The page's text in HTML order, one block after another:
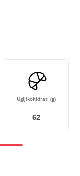
Ugljikohidrati (g)
62